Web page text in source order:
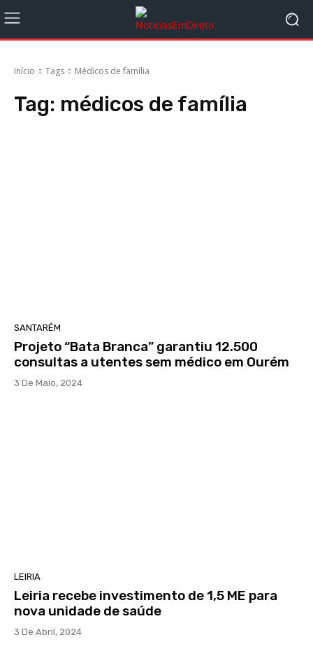
Início Tags Médicos de família
Tag: médicos de família
SANTARÉM
Projeto “Bata Branca” garantiu 12.500
consultas a utentes sem médico em Ourém
3 De Maio, 2024
LEIRIA
Leiria recebe investimento de 1,5 ME para
nova unidade de saúde
3 De Abril, 2024